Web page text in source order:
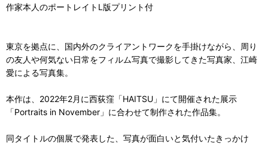
作家本人のポートレイトL版プリント付
東京を拠点に、国内外のクライアントワークを手掛けながら、周り
の友人や何気ない日常をフィルム写真で撮影してきた写真家、江崎
愛による写真集。
本作は、2022年2月に西荻窪「HAITSU」にて開催された展示
「Portraits in November」に合わせて制作された作品集。
同タイトルの個展で発表した、写真が面白いと気付いたきっかけ